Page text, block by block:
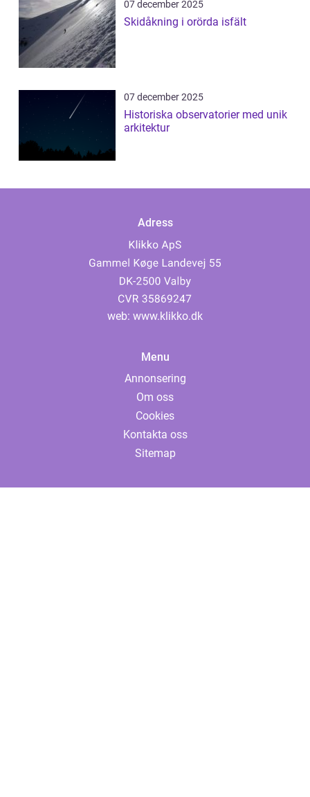
07 december 2025
Skidåkning i orörda isfält
07 december 2025
Historiska observatorier med unik
arkitektur
Adress
web: www.klikko.dk
Menu
Annonsering
Om oss
Cookies
Kontakta oss
Sitemap